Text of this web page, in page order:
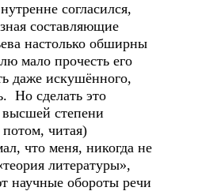
согласился,
составляющие
настолько обширны
мало прочесть его
даже искушённого,
Но сделать это
степени
читая)
что меня, никогда не
литературы»,
научные обороты речи